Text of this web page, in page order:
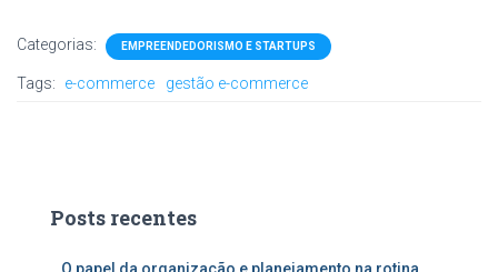
Categorias: EMPREENDEDORISMO E STARTUPS
Tags: e-commerce gestão e-commerce
Posts recentes